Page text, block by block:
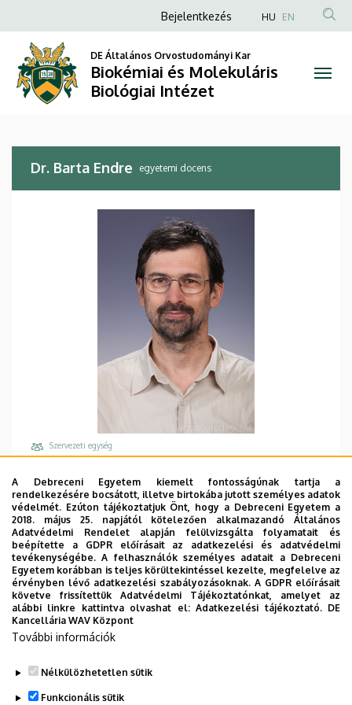
Barta
Endre
Biokémiai
Molekuláris
a
tartalomra
Anonim
fiók
menüje
Bejelentkezés HU EN
DE Általános Orvostudományi Kar
Biokémiai és Molekuláris
Biológiai Intézet
Dr. Barta Endre egyetemi docens
Szervezeti egység
Kar, Biokémiai és Molekuláris Biológiai Intézet
Központi telefonszám, mellék
+36 52 512 900 / 62762
Email
barta.endre@unideb.hu
Cím
4032 Debrecen Egyetem tér 1
Épület, emelet, ajtó
Élettudományi labor épület
A Debreceni Egyetem kiemelt fontosságúnak tartja a
rendelkezésére bocsátott, illetve birtokába jutott személyes adatok
védelmét. Ezúton tájékoztatjuk Önt, hogy a Debreceni Egyetem a
2018. május 25. napjától kötelezően alkalmazandó Általános
Adatvédelmi Rendelet alapján felülvizsgálta folyamatait és
beépítette a GDPR előírásait az adatkezelési és adatvédelmi
tevékenységébe. A felhasználók személyes adatait a Debreceni
Egyetem korábban is teljes körültekintéssel kezelte, megfelelve az
érvényben lévő adatkezelési szabályozásoknak. A GDPR előírásait
követve frissítettük Adatvédelmi Tájékoztatónkat, amelyet az
alábbi linkre kattintva olvashat el:Adatkezelési tájékoztató. DE
Kancellária WAV Központ
További információk
Nélkülözhetetlen sütik
Funkcionális sütik